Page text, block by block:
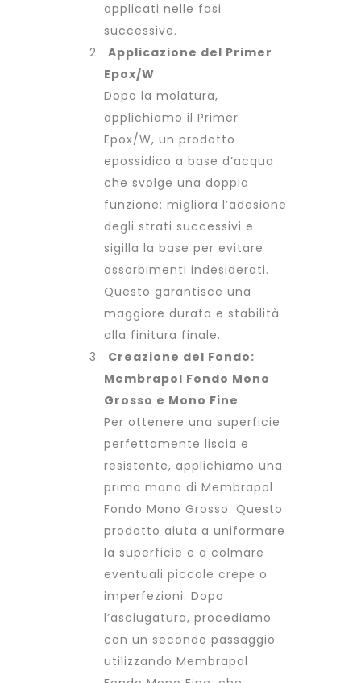
applicati nelle fasi
successive.
Applicazione del Primer
Epox/W
Dopo la molatura,
applichiamo il Primer
Epox/W, un prodotto
epossidico a base d’acqua
che svolge una doppia
funzione: migliora l’adesione
degli strati successivi e
sigilla la base per evitare
assorbimenti indesiderati.
Questo garantisce una
maggiore durata e stabilità
alla finitura finale.
Creazione del Fondo:
Membrapol Fondo Mono
Grosso e Mono Fine
Per ottenere una superficie
perfettamente liscia e
resistente, applichiamo una
prima mano di Membrapol
Fondo Mono Grosso. Questo
prodotto aiuta a uniformare
la superficie e a colmare
eventuali piccole crepe o
imperfezioni. Dopo
l’asciugatura, procediamo
con un secondo passaggio
utilizzando Membrapol